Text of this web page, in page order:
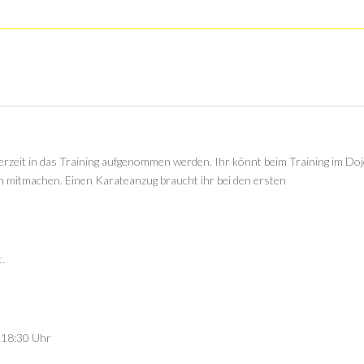
in das Training aufgenommen werden. Ihr könnt beim Training im
Einen Karateanzug braucht ihr bei den ersten
Uhr